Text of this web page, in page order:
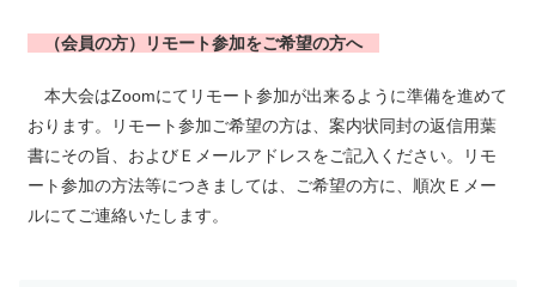
（会員の方）リモート参加をご希望の方へ
本大会はZoomにてリモート参加が出来るように準備を進めて
おります。リモート参加ご希望の方は、案内状同封の返信用葉
書にその旨、およびＥメールアドレスをご記入ください。リモ
ート参加の方法等につきましては、ご希望の方に、順次Ｅメー
ルにてご連絡いたします。